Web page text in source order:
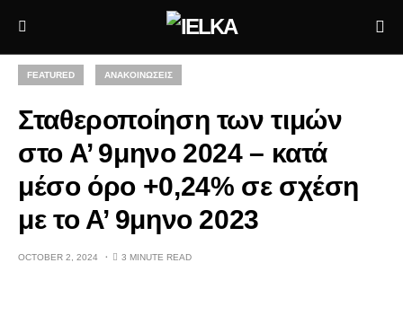
FEATURED ΑΝΑΚΟΙΝΩΣΕΙΣ
Σταθεροποίηση των τιμών
στο Α’ 9μηνο 2024 – κατά
μέσο όρο +0,24% σε σχέση
με το Α’ 9μηνο 2023
OCTOBER 2, 2024 3 MINUTE READ